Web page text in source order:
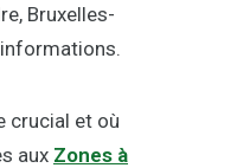
Bruxelles-
crucial et où
aux Zones à